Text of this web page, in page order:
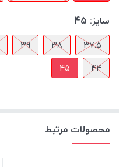
سایز: 45
37.5
38
39
44
45
محصولات مرتبط